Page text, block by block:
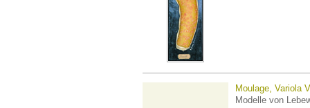
Moulage, Variola
Modelle von